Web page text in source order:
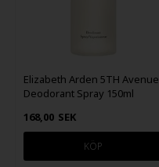
Elizabeth Arden 5TH Avenue
Deodorant Spray 150ml
168,00 SEK